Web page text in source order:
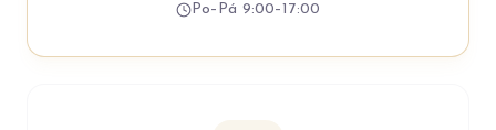
Po–Pá 9:00–17:00